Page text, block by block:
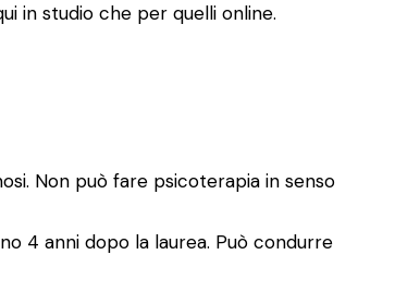
in studio che per quelli online.
Non può fare psicoterapia in senso
4 anni dopo la laurea. Può condurre